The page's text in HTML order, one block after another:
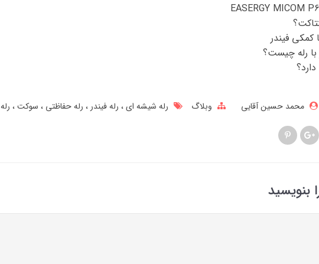
کمکی فیندر
با رله چیست؟
محمد حسین آقایی وبلاگ رله شیشه ای رله فیندر رله حفاظتی سوکت رله
بنویسید